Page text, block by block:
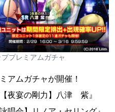
プレミアムガチャ
アムガチャが開催！
夜宴の剛力】八津 紫』